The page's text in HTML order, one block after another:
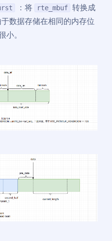
：将 rte_mbuf 转换成
数据存储在相同的内存位
。